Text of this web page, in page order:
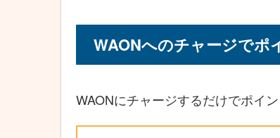
WAONへのチャージでポ
WAONにチャージするだけでポイ